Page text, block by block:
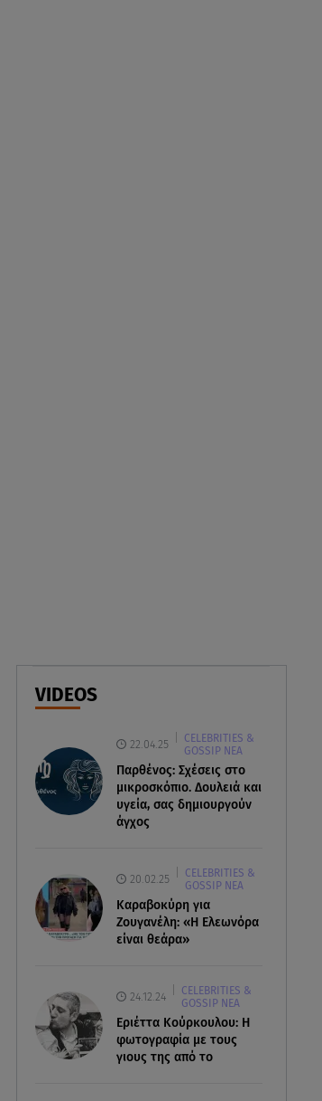
Κλήρωση Τζόκερ 6/8/2026: Οι
2.500.000 ευρώ
VIDEOS
22.04.25
CELEBRITIES &
GOSSIP ΝΕΑ
Παρθένος: Σχέσεις στο
μικροσκόπιο. Δουλειά και
υγεία, σας δημιουργούν
άγχος
20.02.25
CELEBRITIES &
GOSSIP ΝΕΑ
Καραβοκύρη για
Ζουγανέλη: «Η Ελεωνόρα
είναι θεάρα»
24.12.24
CELEBRITIES &
GOSSIP ΝΕΑ
Εριέττα Κούρκουλου: Η
φωτογραφία με τους
γιους της από το